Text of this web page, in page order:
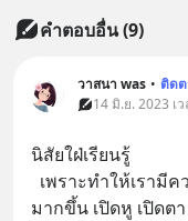
คำตอบอื่น(9)
วาสนา was • ติด
14 มิ.ย. 2023 เ
นิสัยใฝ่เรียนรู้
มากขึ้น เปิดหู เปิดต